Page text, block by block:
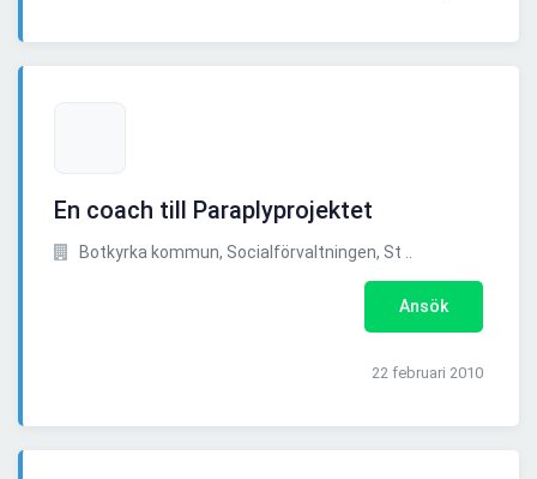
En coach till Paraplyprojektet
Botkyrka kommun, Socialförvaltningen, St ..
Ansök
22 februari 2010